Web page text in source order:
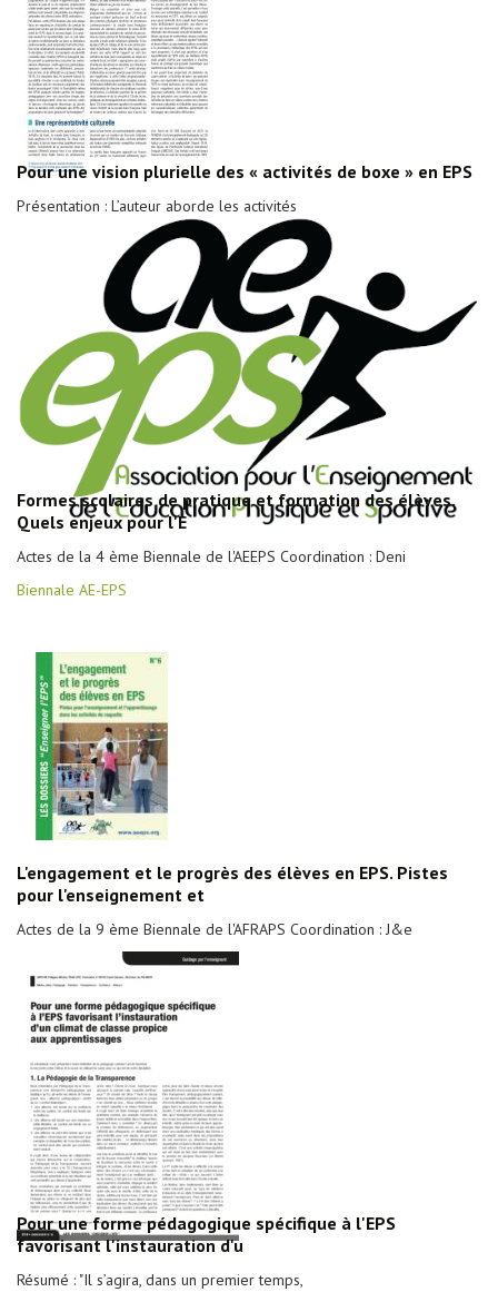
Pour une vision plurielle des « activités de boxe » en EPS
Présentation : L’auteur aborde les activités
Formes scolaires de pratique et formation des élèves.
Quels enjeux pour l'E
Actes de la 4 ème Biennale de l'AEEPS Coordination : Deni
Biennale AE-EPS
L'engagement et le progrès des élèves en EPS. Pistes
pour l'enseignement et
Actes de la 9 ème Biennale de l'AFRAPS Coordination : J&e
Pour une forme pédagogique spécifique à l'EPS
favorisant l'instauration d'u
Résumé : "Il s’agira, dans un premier temps,